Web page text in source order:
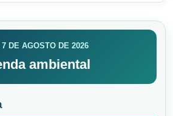
DE AGOSTO DE 2026
ambiental